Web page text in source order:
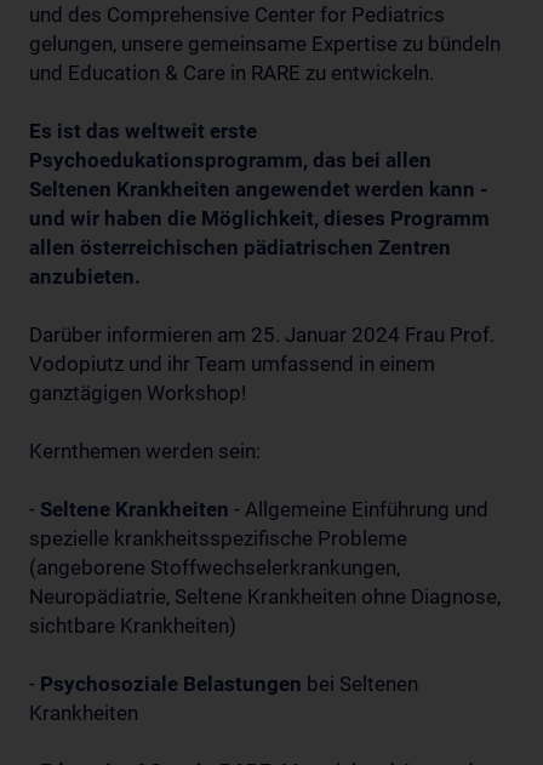
und des Comprehensive Center for Pediatrics
gelungen, unsere gemeinsame Expertise zu bündeln
und Education & Care in RARE zu entwickeln.
Es ist das weltweit erste
Psychoedukationsprogramm, das bei allen
Seltenen Krankheiten angewendet werden kann -
und wir haben die Möglichkeit, dieses Programm
allen österreichischen pädiatrischen Zentren
anzubieten.
Darüber informieren am 25. Januar 2024 Frau Prof.
Vodopiutz und ihr Team umfassend in einem
ganztägigen Workshop!
Kernthemen werden sein:
- Seltene Krankheiten - Allgemeine Einführung und
spezielle krankheitsspezifische Probleme
(angeborene Stoffwechselerkrankungen,
Neuropädiatrie, Seltene Krankheiten ohne Diagnose,
sichtbare Krankheiten)
- Psychosoziale Belastungen bei Seltenen
Krankheiten